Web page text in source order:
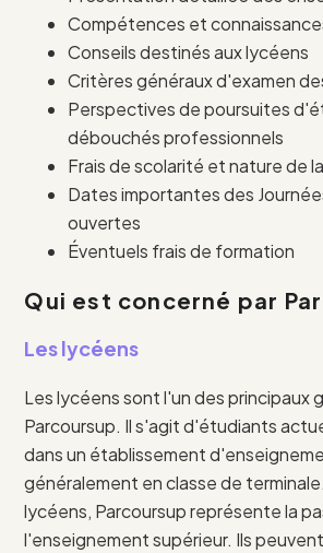
Compétences et
Conseils destinés aux lycéens
Critères généraux d'examen
Perspectives de poursuites
débouchés professionnels
Frais de scolarité et nature de
Dates importantes des
ouvertes
Éventuels frais de formation
Qui est concerné par
Les lycéens
Les lycéens sont l'un des principaux
Parcoursup. Il s'agit d'étudiants
dans un établissement
généralement en classe de
lycéens, Parcoursup représente la
l'enseignement supérieur. Ils